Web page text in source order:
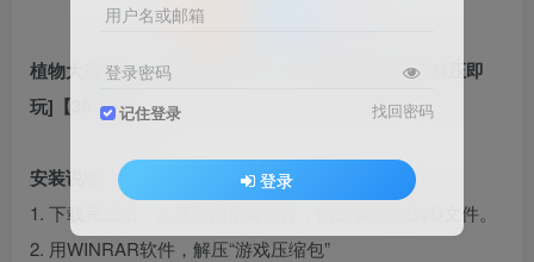
植物大战僵尸：完整版 简体中文 绿色版 [亲测可用 解压即
玩]【39.7MB】
安装说明：
1. 下载完成后，注意关闭杀毒软件，防止误杀免DVD文件。
2. 用WINRAR软件，解压“游戏压缩包”
用户名或邮箱
登录密码
记住登录 找回密码
登录